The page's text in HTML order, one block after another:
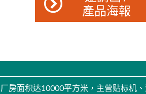
產品海報
房面积达10000平方米，主营贴标机